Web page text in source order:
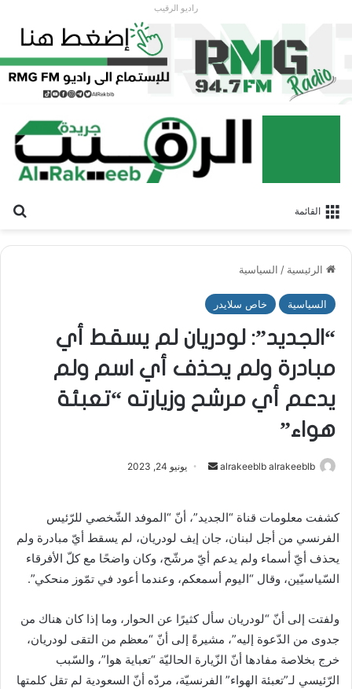
راديو الرقيب
القائمة
الرئيسية / السياسية
السياسية خاص سلايدر
“الجديد”: لودريان لم يسقط أي
مبادرة ولم يحذف أي اسم ولم
يدعم أي مرشح وزيارته “تعبئة
هواء”
alrakeeblb alrakeeblb
أرسل يونيو 24, 2023
كشفت معلومات قناة “الجديد”، أنّ “الموفد الشّخصي للرّئيس
الفرنسي من أجل لبنان، جان إيف لودريان، لم يسقط أيّ مبادرة ولم
يحذف أيّ أسماء ولم يدعم أيّ مرشّح، وكان واضحًا مع كلّ الأفرقاء
السّياسيّين، وقال “اليوم أسمعكم، وعندما أعود في تمّوز منحكي”.
ولفتت إلى أنّ “لودريان سأل كثيرًا عن الحوار، وما إذا كان هناك من
جدوى من الدّعوة إليه”، مشيرةً إلى أنّ “معظم من التقى لودريان،
خرج بخلاصة مفادها أنّ الزّيارة الحاليّة “تعباية هوا”، والسّبب
الرّئيسي لـ”تعبئة الهواء” الفرنسيّة، مردّه أنّ السعودية لم تقل كلمتها